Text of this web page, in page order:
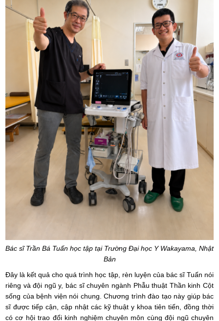
Bác sĩ Trần Bá Tuấn học tập tại Trường Đại học Y Wakayama, Nhật
Bản
Đây là kết quả cho quá trình học tập, rèn luyện của bác sĩ Tuấn nói
riêng và đội ngũ y, bác sĩ chuyên ngành Phẫu thuật Thần kinh Cột
sống của bệnh viện nói chung. Chương trình đào tạo này giúp bác
sĩ được tiếp cận, cập nhật các kỹ thuật y khoa tiên tiến, đồng thời
có cơ hội trao đổi kinh nghiệm chuyên môn cùng đội ngũ chuyên